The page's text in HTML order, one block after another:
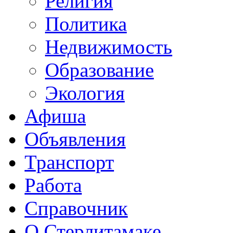
Политика
Недвижимость
Образование
Экология
Афиша
Объявления
Транспорт
Работа
Справочник